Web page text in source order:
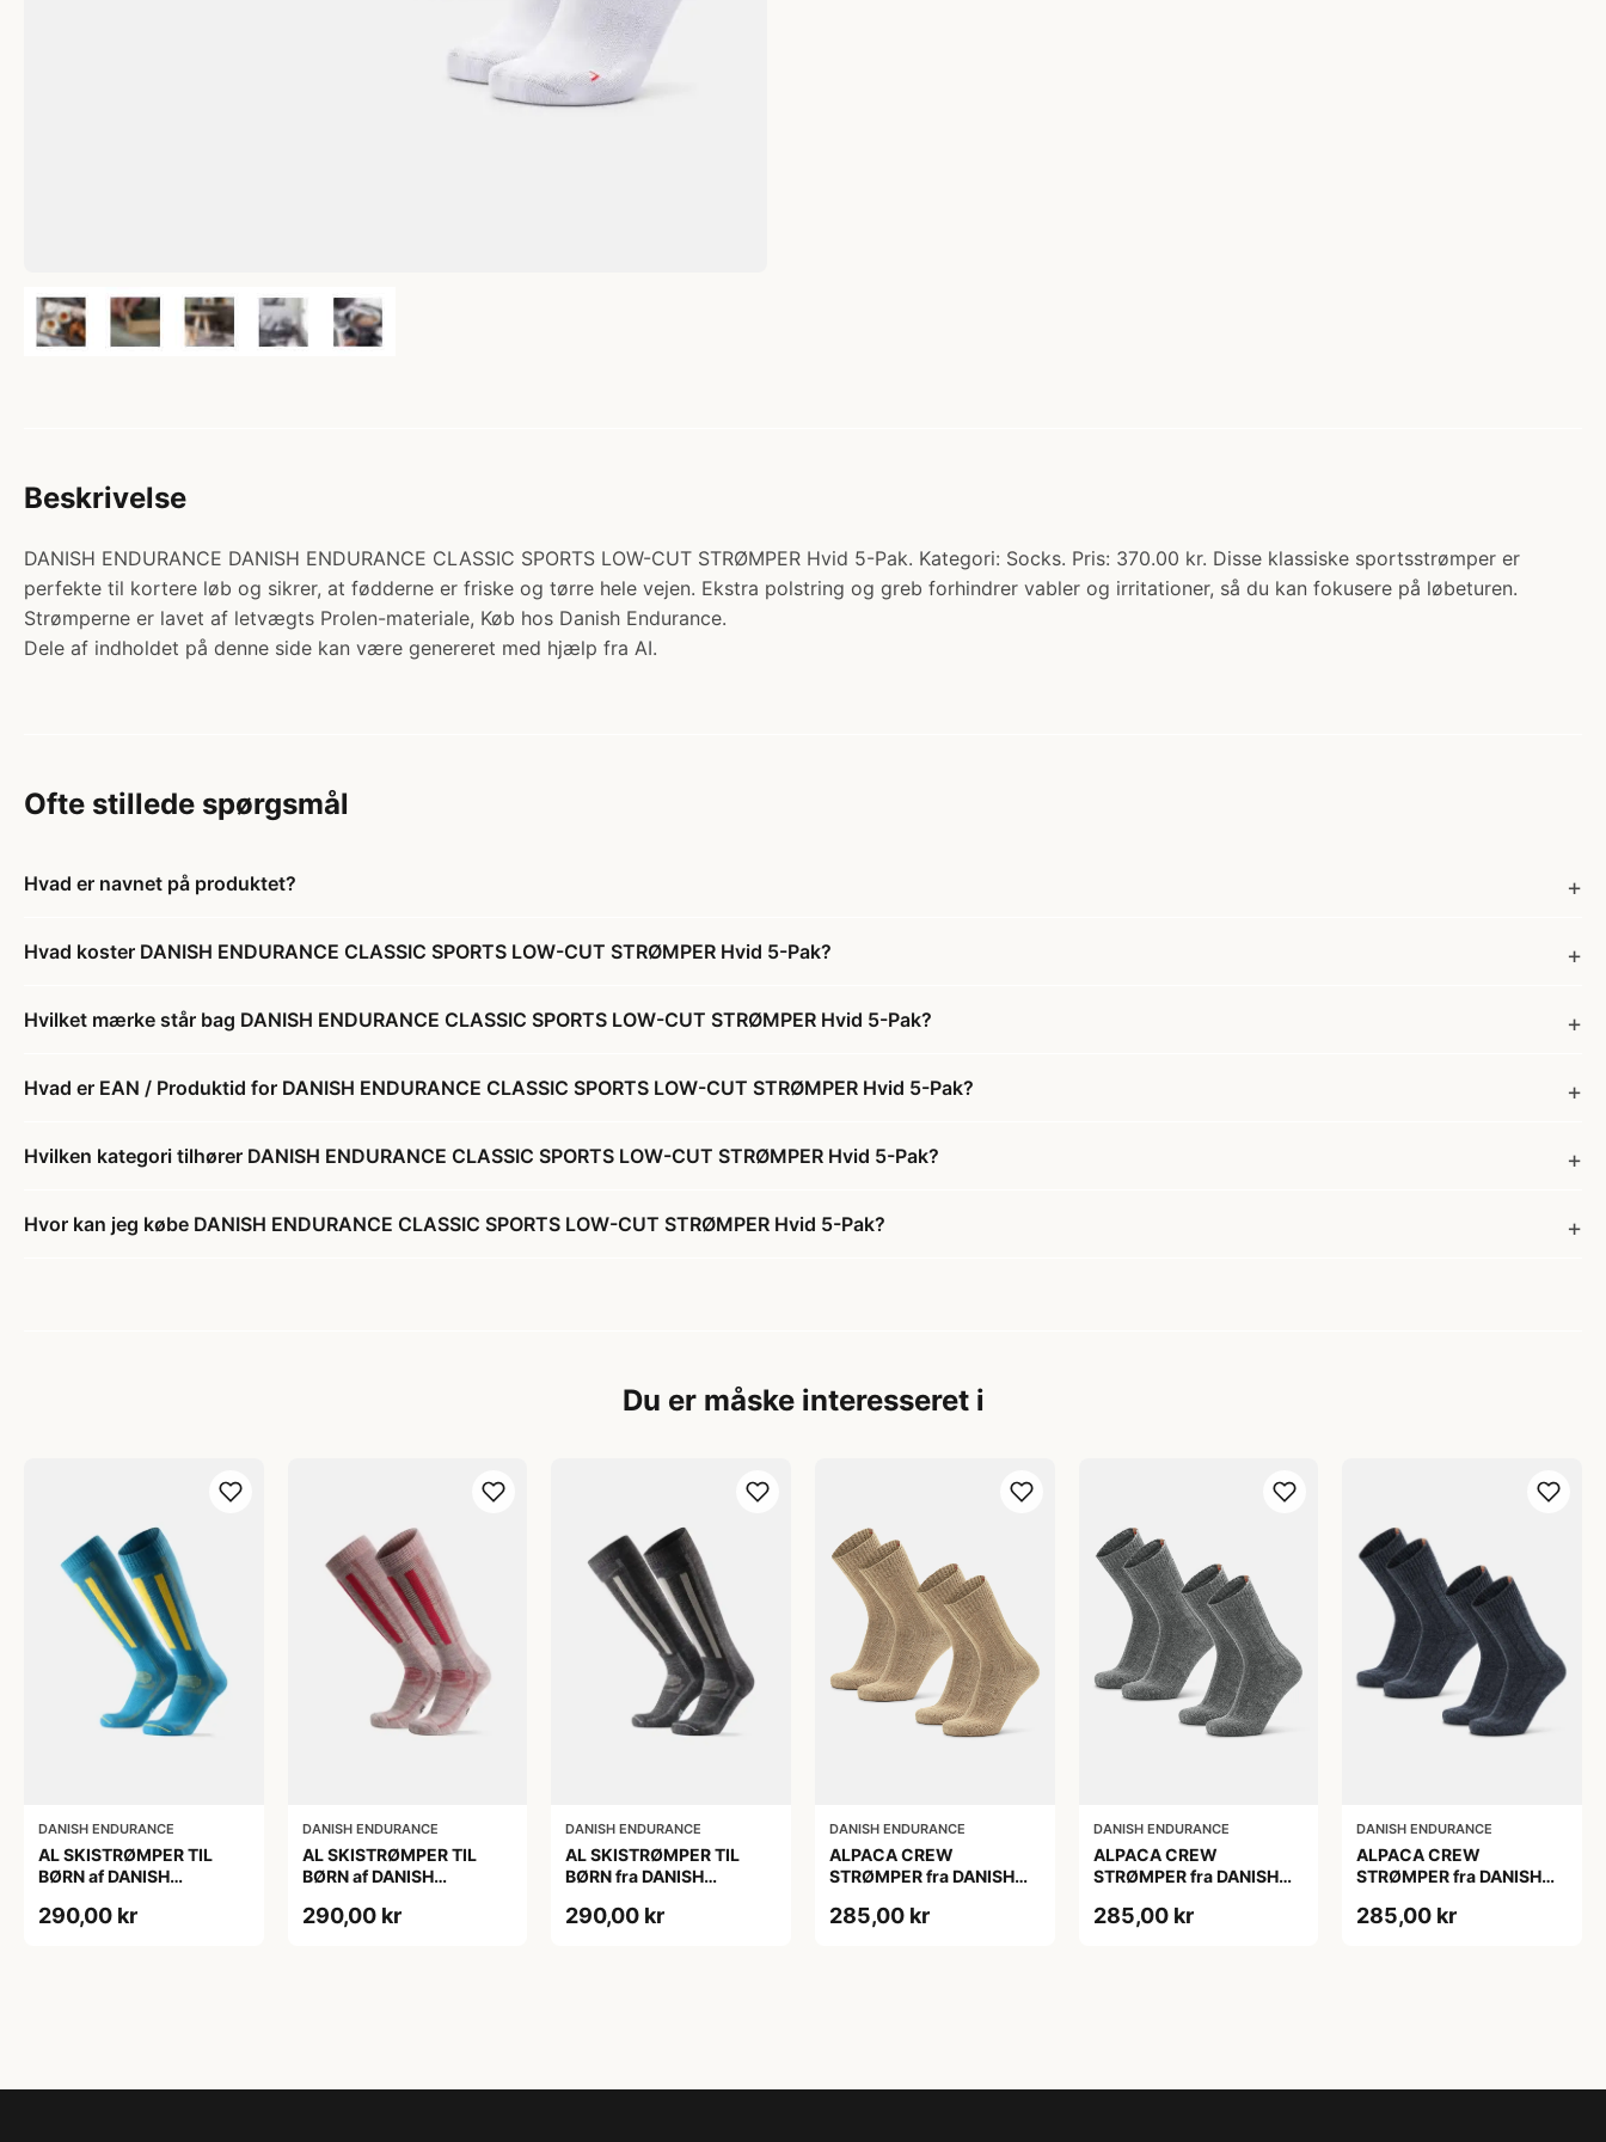
Beskrivelse
DANISH ENDURANCE DANISH ENDURANCE CLASSIC SPORTS LOW-CUT STRØMPER Hvid 5-Pak. Kategori: Socks. Pris: 370.00 kr. Disse klassiske sportsstrømper er
perfekte til kortere løb og sikrer, at fødderne er friske og tørre hele vejen. Ekstra polstring og greb forhindrer vabler og irritationer, så du kan fokusere på løbeturen.
Strømperne er lavet af letvægts Prolen-materiale, Køb hos Danish Endurance.
Dele af indholdet på denne side kan være genereret med hjælp fra AI.
Ofte stillede spørgsmål
Hvad er navnet på produktet?
Hvad koster DANISH ENDURANCE CLASSIC SPORTS LOW-CUT STRØMPER Hvid 5-Pak?
Hvilket mærke står bag DANISH ENDURANCE CLASSIC SPORTS LOW-CUT STRØMPER Hvid 5-Pak?
Hvad er EAN / Produktid for DANISH ENDURANCE CLASSIC SPORTS LOW-CUT STRØMPER Hvid 5-Pak?
Hvilken kategori tilhører DANISH ENDURANCE CLASSIC SPORTS LOW-CUT STRØMPER Hvid 5-Pak?
Hvor kan jeg købe DANISH ENDURANCE CLASSIC SPORTS LOW-CUT STRØMPER Hvid 5-Pak?
Du er måske interesseret i
DANISH ENDURANCE
AL SKISTRØMPER TIL
BØRN af DANISH
35-38
290,00 kr
DANISH ENDURANCE
AL SKISTRØMPER TIL
BØRN af DANISH
Lysegrå/Lyserød, 35-38
290,00 kr
DANISH ENDURANCE
AL SKISTRØMPER TIL
BØRN fra DANISH
Mørkegrå/Lysegrå, 35-38
290,00 kr
DANISH ENDURANCE
ALPACA CREW
STRØMPER fra DANISH
38, Varm og åndbar
285,00 kr
DANISH ENDURANCE
ALPACA CREW
STRØMPER fra DANISH
38, Varm og åndbar
285,00 kr
DANISH ENDURANCE
ALPACA CREW
STRØMPER fra DANISH
38, Varm og åndbar
285,00 kr